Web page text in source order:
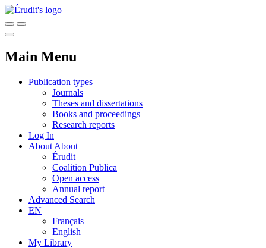
Main Menu
Publication types
Journals
Theses and dissertations
Books and proceedings
Research reports
Log In
About About
Érudit
Coalition Publica
Open access
Annual report
Advanced Search
EN
Français
English
My Library